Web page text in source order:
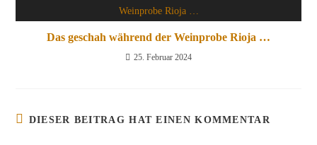
Das geschah während der Weinprobe Rioja …
25. Februar 2024
DIESER BEITRAG HAT EINEN KOMMENTAR